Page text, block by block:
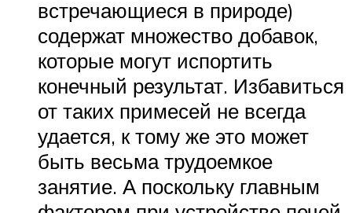
встречающиеся в природе)
содержат множество добавок,
которые могут испортить
конечный результат. Избавиться
от таких примесей не всегда
удается, к тому же это может
быть весьма трудоемкое
занятие. А поскольку главным